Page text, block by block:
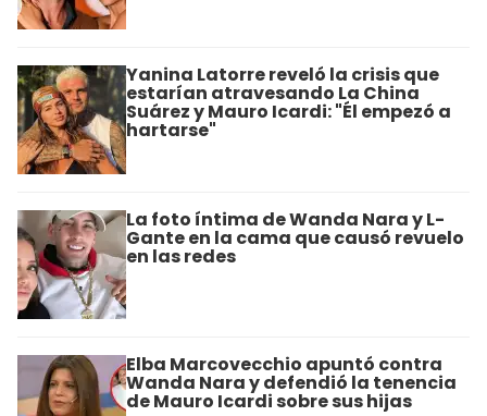
Yanina Latorre reveló la crisis que
estarían atravesando La China
Suárez y Mauro Icardi: "Él empezó a
hartarse"
La foto íntima de Wanda Nara y L-
Gante en la cama que causó revuelo
en las redes
Elba Marcovecchio apuntó contra
Wanda Nara y defendió la tenencia
de Mauro Icardi sobre sus hijas